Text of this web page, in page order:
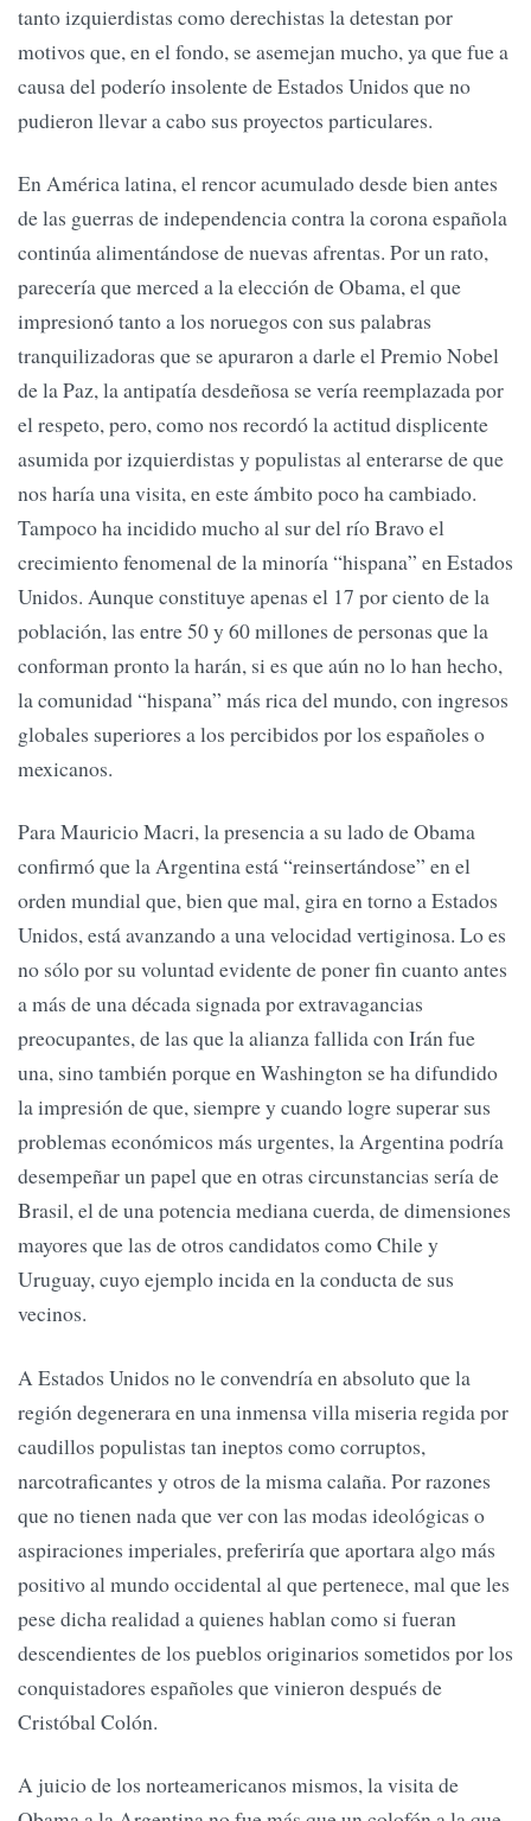
tanto izquierdistas como derechistas la detestan por
motivos que, en el fondo, se asemejan mucho, ya que fue a
causa del poderío insolente de Estados Unidos que no
pudieron llevar a cabo sus proyectos particulares.
En América latina, el rencor acumulado desde bien antes
de las guerras de independencia contra la corona española
continúa alimentándose de nuevas afrentas. Por un rato,
parecería que merced a la elección de Obama, el que
impresionó tanto a los noruegos con sus palabras
tranquilizadoras que se apuraron a darle el Premio Nobel
de la Paz, la antipatía desdeñosa se vería reemplazada por
el respeto, pero, como nos recordó la actitud displicente
asumida por izquierdistas y populistas al enterarse de que
nos haría una visita, en este ámbito poco ha cambiado.
Tampoco ha incidido mucho al sur del río Bravo el
crecimiento fenomenal de la minoría “hispana” en Estados
Unidos. Aunque constituye apenas el 17 por ciento de la
población, las entre 50 y 60 millones de personas que la
conforman pronto la harán, si es que aún no lo han hecho,
la comunidad “hispana” más rica del mundo, con ingresos
globales superiores a los percibidos por los españoles o
mexicanos.
Para Mauricio Macri, la presencia a su lado de Obama
confirmó que la Argentina está “reinsertándose” en el
orden mundial que, bien que mal, gira en torno a Estados
Unidos, está avanzando a una velocidad vertiginosa. Lo es
no sólo por su voluntad evidente de poner fin cuanto antes
a más de una década signada por extravagancias
preocupantes, de las que la alianza fallida con Irán fue
una, sino también porque en Washington se ha difundido
la impresión de que, siempre y cuando logre superar sus
problemas económicos más urgentes, la Argentina podría
desempeñar un papel que en otras circunstancias sería de
Brasil, el de una potencia mediana cuerda, de dimensiones
mayores que las de otros candidatos como Chile y
Uruguay, cuyo ejemplo incida en la conducta de sus
vecinos.
A Estados Unidos no le convendría en absoluto que la
región degenerara en una inmensa villa miseria regida por
caudillos populistas tan ineptos como corruptos,
narcotraficantes y otros de la misma calaña. Por razones
que no tienen nada que ver con las modas ideológicas o
aspiraciones imperiales, preferiría que aportara algo más
positivo al mundo occidental al que pertenece, mal que les
pese dicha realidad a quienes hablan como si fueran
descendientes de los pueblos originarios sometidos por los
conquistadores españoles que vinieron después de
Cristóbal Colón.
A juicio de los norteamericanos mismos, la visita de